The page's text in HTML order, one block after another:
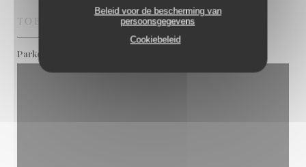
Beleid voor de bescherming van
persoonsgegevens
Cookiebeleid
TOEGANG
Parkeren